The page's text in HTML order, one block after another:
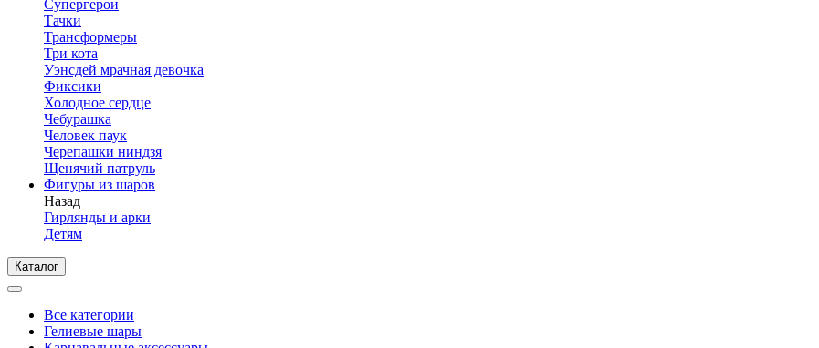
Супергерои
Тачки
Трансформеры
Три кота
Уэнсдей мрачная девочка
Фиксики
Холодное сердце
Чебурашка
Человек паук
Черепашки ниндзя
Щенячий патруль
Фигуры из шаров
Назад
Гирлянды и арки
Детям
Каталог
Все категории
Гелиевые шары